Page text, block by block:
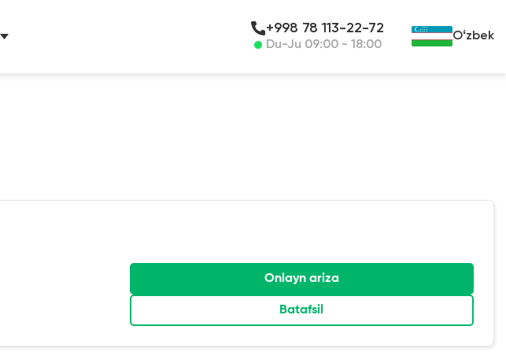
+998 78 113-22-72
Du-Ju 09:00 - 18:00
Oʻzbek
Onlayn ariza
Batafsil